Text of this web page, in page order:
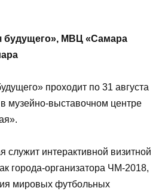
будущего», МВЦ «Самара
проходит по 31 августа
музейно-выставочном центре
служит интерактивной визитной
города-организатора ЧМ-2018,
мировых футбольных